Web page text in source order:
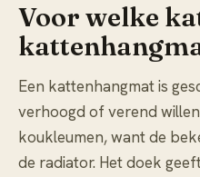
Voor welke
Een kattenhangmat is
verhoogd of verend
koukleumen, want de
de radiator. Het doek